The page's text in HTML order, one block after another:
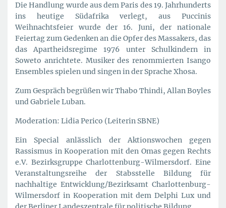
Die Handlung wurde aus dem Paris des 19. Jahrhunderts
ins heutige Südafrika verlegt, aus Puccinis
Weihnachtsfeier wurde der 16. Juni, der nationale
Feiertag zum Gedenken an die Opfer des Massakers, das
das Apartheidsregime 1976 unter Schulkindern in
Soweto anrichtete. Musiker des renommierten Isango
Ensembles spielen und singen in der Sprache Xhosa.
Zum Gespräch begrüßen wir Thabo Thindi, Allan Boyles
und Gabriele Luban.
Moderation: Lidia Perico (Leiterin SBNE)
Ein Special anlässlich der Aktionswochen gegen
Rassismus in Kooperation mit den Omas gegen Rechts
e.V. Bezirksgruppe Charlottenburg-Wilmersdorf. Eine
Veranstaltungsreihe der Stabsstelle Bildung für
nachhaltige Entwicklung/Bezirksamt Charlottenburg-
Wilmersdorf in Kooperation mit dem Delphi Lux und